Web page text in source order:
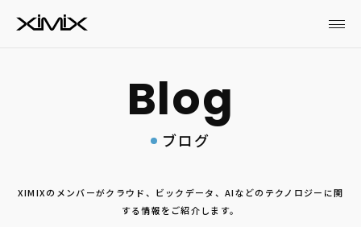
ブログ
XIMIXのメンバーがクラウド、ビックデータ、AIなどのテクノロジーに関
する情報をご紹介します。